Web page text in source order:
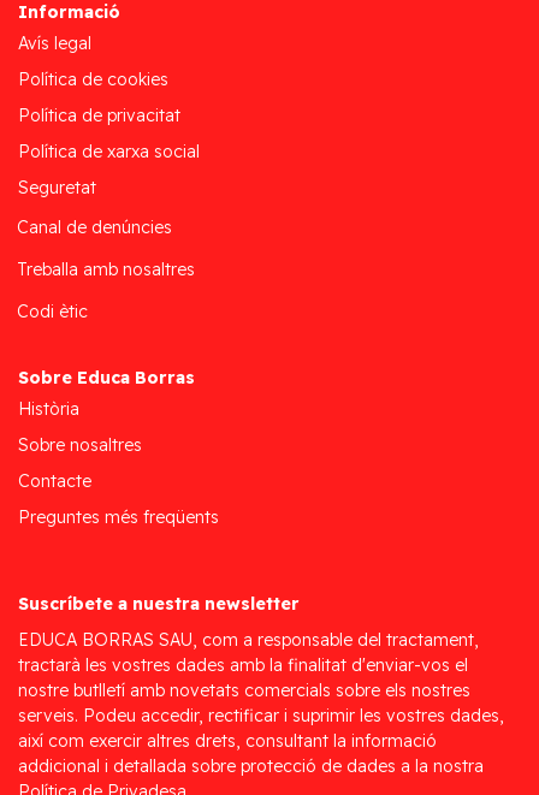
Informació
Avís legal
Política de cookies
Política de privacitat
Política de xarxa social
Seguretat
Canal de denúncies
Treballa amb nosaltres
Codi ètic
Sobre Educa Borras
Història
Sobre nosaltres
Contacte
Preguntes més freqüents
Suscríbete a nuestra newsletter
EDUCA BORRAS SAU, com a responsable del tractament,
tractarà les vostres dades amb la finalitat d'enviar-vos el
nostre butlletí amb novetats comercials sobre els nostres
serveis. Podeu accedir, rectificar i suprimir les vostres dades,
així com exercir altres drets, consultant la informació
addicional i detallada sobre protecció de dades a la nostra